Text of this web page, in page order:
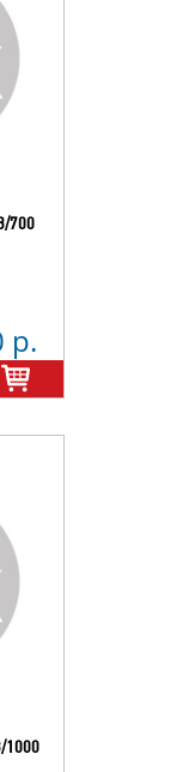
700
р.
1000